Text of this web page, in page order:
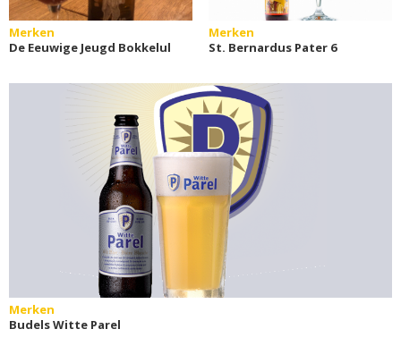
Merken
De Eeuwige Jeugd Bokkelul
Merken
St. Bernardus Pater 6
Merken
Budels Witte Parel